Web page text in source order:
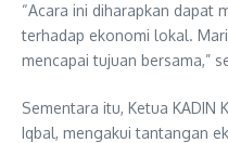
“Acara ini diharapkan dapat
terhadap ekonomi lokal.
mencapai tujuan bersama,”
Sementara itu, Ketua KADIN
Iqbal, mengakui tantangan